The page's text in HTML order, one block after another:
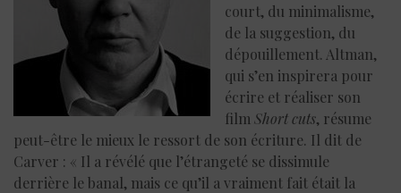
court, du minimalisme,
de la suggestion, du
dépouillement. Altman,
qui s’en inspirera pour
écrire et réaliser son
film Short cuts, résume
peut-être le mieux le ressort de son écriture. Il dit de
Carver : « Il a révélé que l’étrangeté se dissimule
derrière le banal, mais ce qu’il a vraiment fait était la